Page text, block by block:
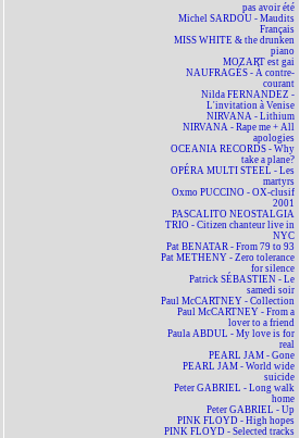
pas avoir été
Michel SARDOU - Maudits
Français
MISS WHITE & the drunken
piano
MOZART est gai
NAUFRAGÉS - À contre-
courant
Nilda FERNANDEZ -
L'invitation à Venise
NIRVANA - Lithium
NIRVANA - Rape me + All
apologies
OCEANIA RECORDS - Why
take a plane?
OPÉRA MULTI STEEL - Les
martyrs
Oxmo PUCCINO - OX-clusif
2001
PASCALITO NEOSTALGIA
TRIO - Citizen chanteur live in
NYC
Pat BENATAR - From 79 to 93
Pat METHENY - Zero tolerance
for silence
Patrick SÉBASTIEN - Le
samedi soir
Paul McCARTNEY - Collection
Paul McCARTNEY - From a
lover to a friend
Paula ABDUL - My love is for
real
PEARL JAM - Gone
PEARL JAM - World wide
suicide
Peter GABRIEL - Long walk
home
Peter GABRIEL - Up
PINK FLOYD - High hopes
PINK FLOYD - Selected tracks